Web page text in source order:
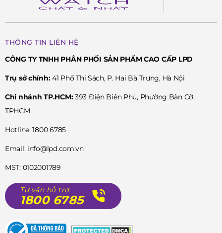
THÔNG TIN LIÊN HỆ
CÔNG TY TNHH PHÂN PHỐI SẢN PHẨM CAO CẤP LPD
Trụ sở chính:41 Phố Thi Sách, P. Hai Bà Trưng, Hà Nội
Chi nhánh TP.HCM:393 Điện Biên Phủ, Phường Bàn Cờ,
TPHCM
Hotline: 1800 6785
Email: info@lpd.com.vn
MST: 0102001789
Tư vấn hỗ trợ
1800 6785